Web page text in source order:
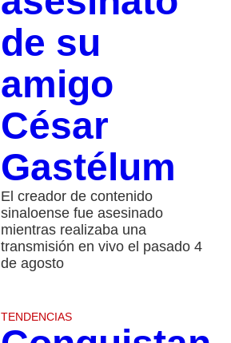
de su
amigo
César
Gastélum
El creador de contenido
sinaloense fue asesinado
mientras realizaba una
transmisión en vivo el pasado 4
de agosto
TENDENCIAS